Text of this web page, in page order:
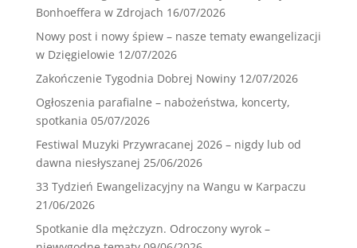
Bonhoeffera w Zdrojach 16/07/2026
Nowy post i nowy śpiew – nasze tematy ewangelizacji
w Dzięgielowie 12/07/2026
Zakończenie Tygodnia Dobrej Nowiny 12/07/2026
Ogłoszenia parafialne – nabożeństwa, koncerty,
spotkania 05/07/2026
Festiwal Muzyki Przywracanej 2026 – nigdy lub od
dawna niesłyszanej 25/06/2026
33 Tydzień Ewangelizacyjny na Wangu w Karpaczu
21/06/2026
Spotkanie dla mężczyzn. Odroczony wyrok –